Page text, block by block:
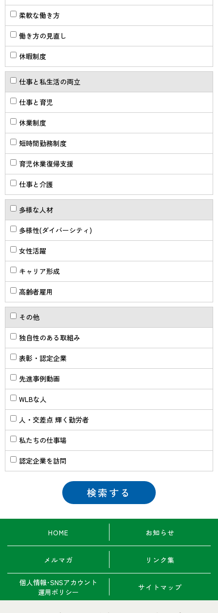
柔軟な働き方
働き方の見直し
休暇制度
仕事と私生活の両立
仕事と育児
休業制度
短時間勤務制度
育児休業復帰支援
仕事と介護
多様な人材
多様性(ダイバーシティ)
女性活躍
キャリア形成
高齢者雇用
その他
独自性のある取組み
表彰・認定企業
先進事例動画
WLBな人
人・交差点 輝く勤労者
私たちの仕事場
認定企業を訪問
HOME お知らせ
メルマガ リンク集
個人情報･SNSアカウント
運用ポリシー
サイトマップ